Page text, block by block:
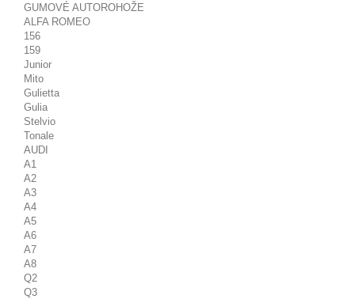
GUMOVÉ AUTOROHOŽE
ALFA ROMEO
156
159
Junior
Mito
Gulietta
Gulia
Stelvio
Tonale
AUDI
A1
A2
A3
A4
A5
A6
A7
A8
Q2
Q3